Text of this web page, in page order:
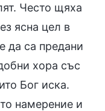
Често щяха
ясна цел в
да са предани
хора със
Бог иска.
намерение и